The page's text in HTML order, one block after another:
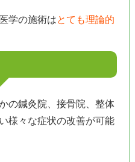
学の施術はとても理論的
の鍼灸院、接骨院、整体
様々な症状の改善が可能